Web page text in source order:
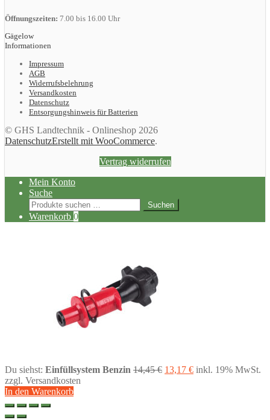
Öffnungszeiten: 7.00 bis 16.00 Uhr
Gägelow
Informationen
Impressum
AGB
Widerrufsbelehrung
Versandkosten
Datenschutz
Entsorgungshinweis für Batterien
© GHS Landtechnik - Onlineshop 2026
DatenschutzErstellt mit WooCommerce.
Vertrag widerrufen
Mein Konto
Suche
Suchen
nach:
Suchen
Warenkorb 0
Du siehst: Einfüllsystem Benzin 14,45€ Ursprünglicher
13,17 €Aktueller
inkl. 19% MwSt.
zzgl. Versandkosten
In den Warenkorb